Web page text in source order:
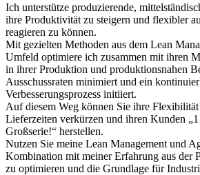
Ich unterstütze produzierende,
ihre Produktivität zu steigern und flexibler
reagieren zu können.
Mit gezielten Methoden aus dem Lean
Umfeld optimiere ich zusammen mit ihren
in ihrer Produktion und produktionsnahen
Ausschussraten minimiert und ein
Verbesserungsprozess initiiert.
Auf diesem Weg können Sie ihre
Lieferzeiten verkürzen und ihren Kunden
Großserie!“ herstellen.
Nutzen Sie meine Lean Management und
Kombination mit meiner Erfahrung aus der
zu optimieren und die Grundlage für